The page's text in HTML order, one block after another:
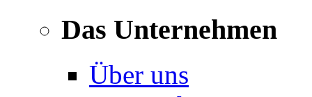
Das Unternehmen
Über uns